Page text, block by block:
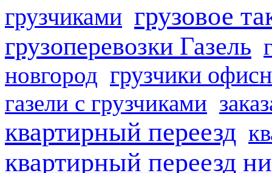
грузчиками грузовое
грузоперевозки Газель
новгород грузчики
газели с грузчиками
квартирный переезд
квартирный переезд